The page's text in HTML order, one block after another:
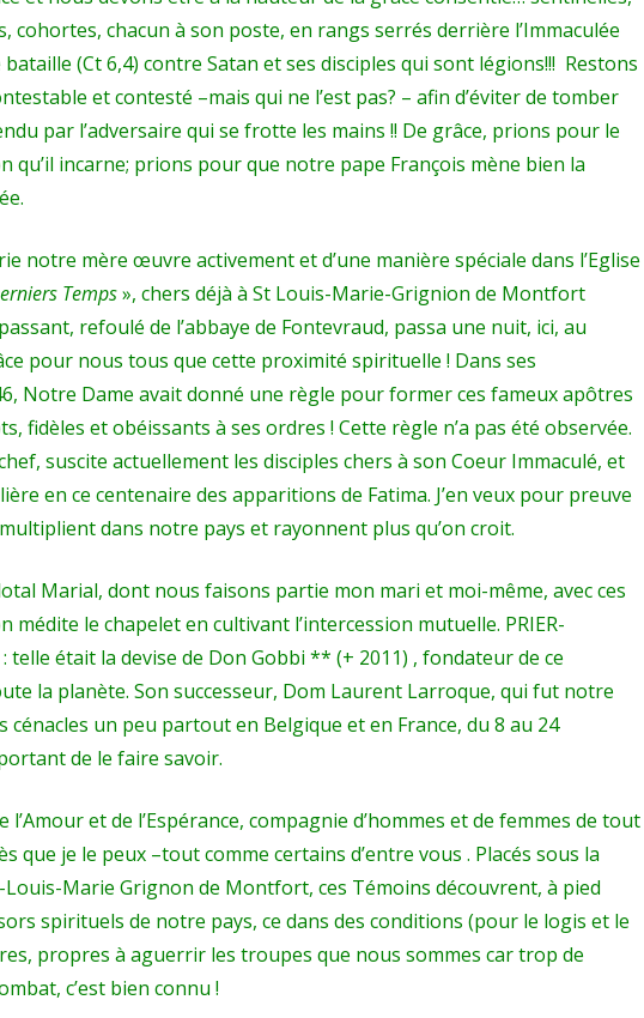
cohortes, chacun à son poste, en rangs serrés derrière l’Immaculée
(Ct 6,4) contre Satan et ses disciples qui sont légions!!! Restons
et contesté –mais qui ne l’est pas? – afin d’éviter de tomber
par l’adversaire qui se frotte les mains !! De grâce, prions pour le
qu’il incarne; prions pour que notre pape François mène bien la
notre mère œuvre activement et d’une manière spéciale dans l’Eglise
Temps», chers déjà à St Louis-Marie-Grignion de Montfort
refoulé de l’abbaye de Fontevraud, passa une nuit, ici, au
pour nous tous que cette proximité spirituelle ! Dans ses
Notre Dame avait donné une règle pour former ces fameux apôtres
fidèles et obéissants à ses ordres ! Cette règle n’a pas été observée.
suscite actuellement les disciples chers à son Coeur Immaculé, et
en ce centenaire des apparitions de Fatima. J’en veux pour preuve
dans notre pays et rayonnent plus qu’on croit.
Marial, dont nous faisons partie mon mari et moi-même, avec ces
médite le chapelet en cultivant l’intercession mutuelle. PRIER-
: telle était la devise de Don Gobbi ** (+ 2011) , fondateur de ce
la planète. Son successeur, Dom Laurent Larroque, qui fut notre
un peu partout en Belgique et en France, du 8 au 24
de le faire savoir.
l’Amour et de l’Espérance, compagnie d’hommes et de femmes de tout
que je le peux –tout comme certains d’entre vous . Placés sous la
Louis-Marie Grignon de Montfort, ces Témoins découvrent, à pied
spirituels de notre pays, ce dans des conditions (pour le logis et le
propres à aguerrir les troupes que nous sommes car trop de
c’est bien connu !